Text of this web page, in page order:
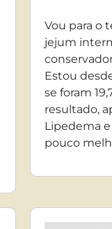
Vou para o
jejum
Estou
se foram
resultado,
Lipedema
pouco